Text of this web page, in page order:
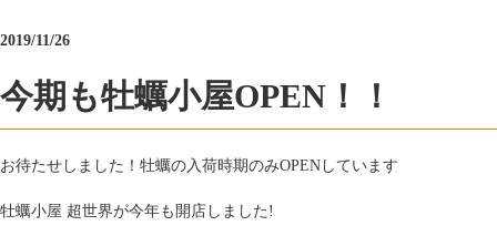
2019/11/26
今期も牡蠣小屋OPEN！！
お待たせしました！牡蠣の入荷時期のみOPENしています
牡蠣小屋 超世界が今年も開店しました!